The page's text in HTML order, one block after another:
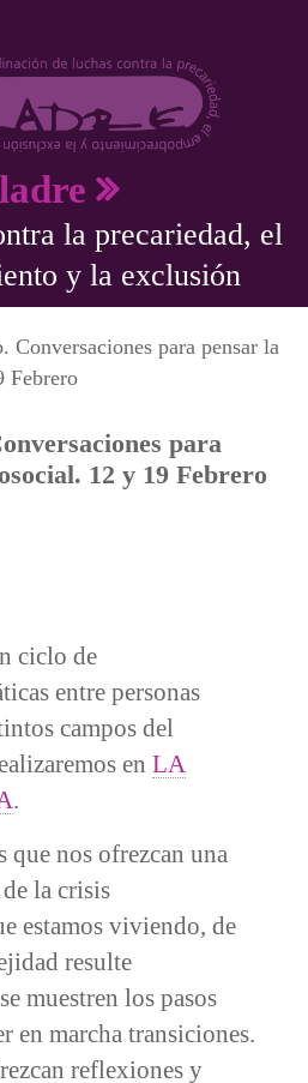
la precariedad, el
y la exclusión
usted aquí
Conversaciones para pensar la
Febrero
para
12 y 19 Febrero
ciclo de
entre personas
campos del
en LA
.
que nos ofrezcan una
la crisis
estamos viviendo, de
resulte
muestren los pasos
en marcha transiciones.
reflexiones y